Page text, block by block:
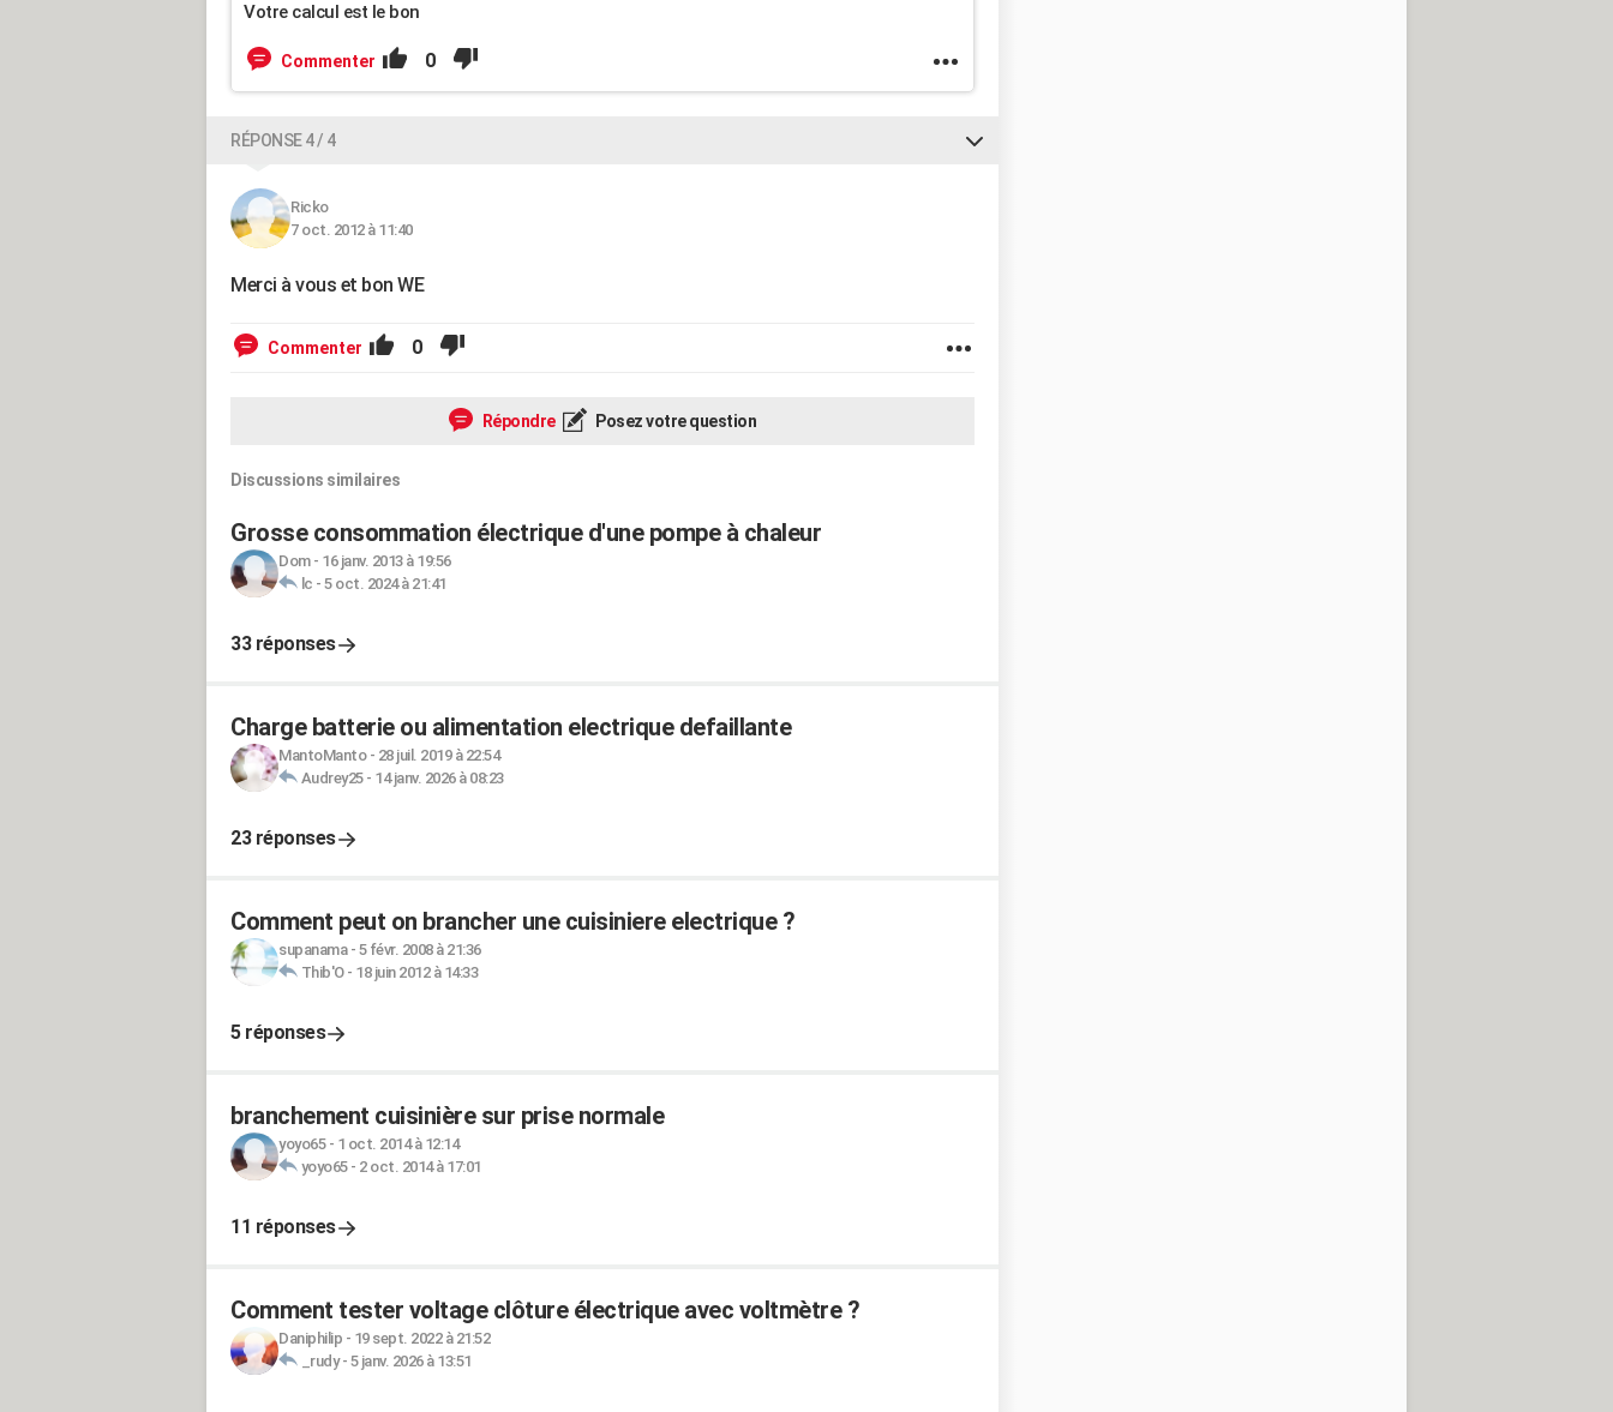
Votre calcul est le bon
Commenter 0
RÉPONSE 4 / 4
Ricko
7 oct. 2012 à 11:40
Merci à vous et bon WE
Commenter 0
Répondre Posez votre question
Discussions similaires
Grosse consommation électrique d'une pompe à chaleur
Dom- 16 janv. 2013 à 19:56
lc - 5 oct. 2024 à 21:41
33 réponses
Charge batterie ou alimentation electrique defaillante
MantoManto- 28 juil. 2019 à 22:54
Audrey25- 14 janv. 2026 à 08:23
23 réponses
Comment peut on brancher une cuisiniere electrique ?
supanama- 5 févr. 2008 à 21:36
Thib'O- 18 juin 2012 à 14:33
5 réponses
branchement cuisinière sur prise normale
yoyo65- 1 oct. 2014 à 12:14
yoyo65- 2 oct. 2014 à 17:01
11 réponses
Comment tester voltage clôture électrique avec voltmètre ?
Daniphilip - 19 sept. 2022 à 21:52
_rudy- 5 janv. 2026 à 13:51